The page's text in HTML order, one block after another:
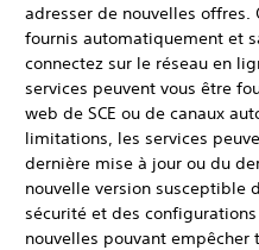
adresser de nouvelles offres.
fournis automatiquement et
connectez sur le réseau en
services peuvent vous être
web de SCE ou de canaux
limitations, les services
dernière mise à jour ou du
nouvelle version susceptible
sécurité et des
nouvelles pouvant empêcher